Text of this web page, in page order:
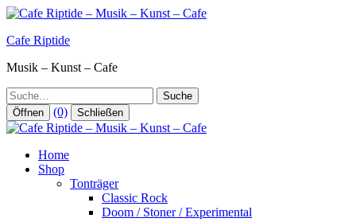
Zum
springen
Cafe Riptide
Musik – Kunst – Cafe
Suche
Öffnen (0) Schließen
Home
Shop
Tonträger
Classic Rock
Doom / Stoner / Experimental